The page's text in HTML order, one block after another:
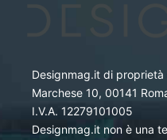
Designmag.it di proprietà
Marchese 10, 00141
I.V.A. 12279101005
Designmag.it non è una